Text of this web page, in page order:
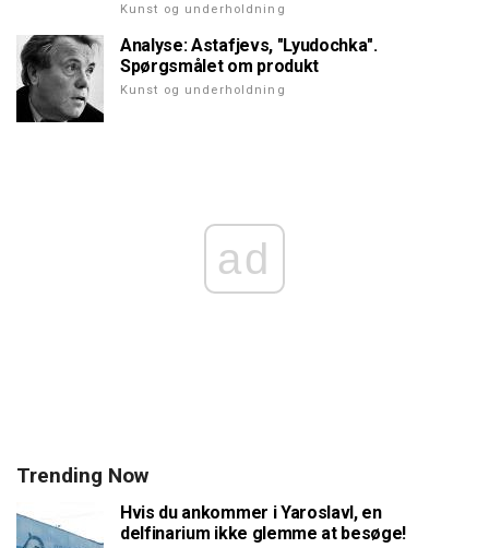
Kunst og underholdning
Analyse: Astafjevs, "Lyudochka".
Spørgsmålet om produkt
Kunst og underholdning
ad
Trending Now
Hvis du ankommer i Yaroslavl, en
delfinarium ikke glemme at besøge!